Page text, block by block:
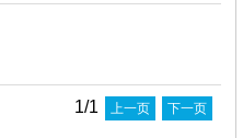
1/1 上一页 下一页